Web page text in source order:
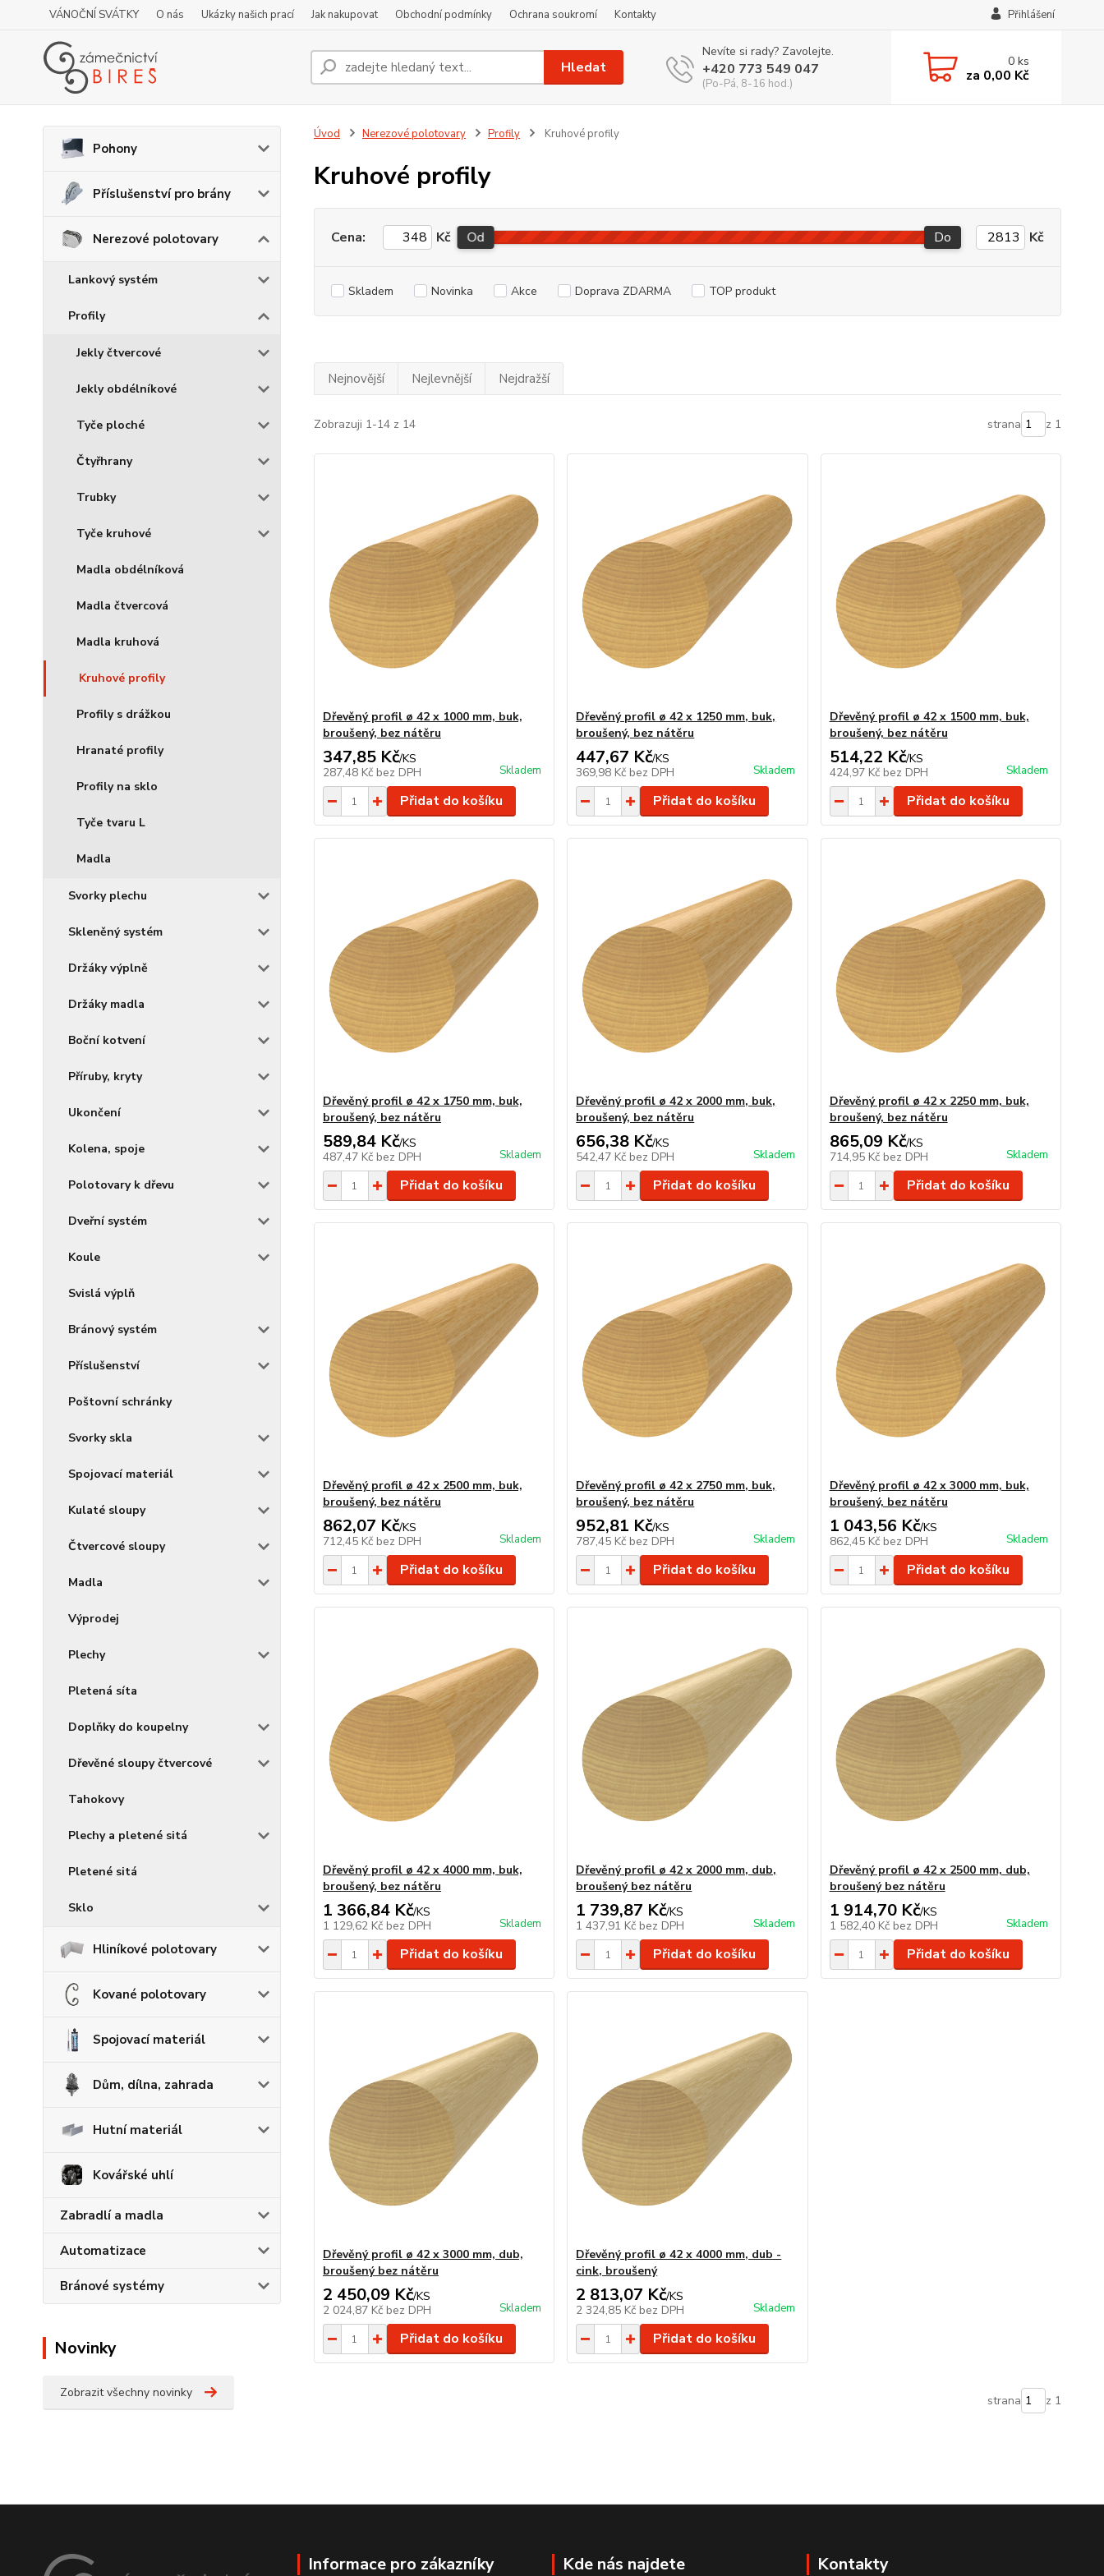
VÁNOČNÍ SVÁTKY O nás Ukázky našich prací Jak nakupovat Obchodní podmínky Ochrana soukromí Kontakty Přihlášení
Hledat
Nevíte si rady? Zavolejte.
+420 773 549 047
(Po-Pá, 8-16 hod.)
0ks
za 0,00 Kč
Pohony
Příslušenství pro brány
Nerezové polotovary
Lankový systém
Profily
Jekly čtvercové
Jekly obdélníkové
Tyče ploché
Čtyřhrany
Trubky
Tyče kruhové
Madla obdélníková
Madla čtvercová
Madla kruhová
Kruhové profily
Profily s drážkou
Hranaté profily
Profily na sklo
Tyče tvaru L
Madla
Svorky plechu
Skleněný systém
Držáky výplně
Držáky madla
Boční kotvení
Příruby, kryty
Ukončení
Kolena, spoje
Polotovary k dřevu
Dveřní systém
Koule
Svislá výplň
Bránový systém
Příslušenství
Poštovní schránky
Svorky skla
Spojovací materiál
Kulaté sloupy
Čtvercové sloupy
Madla
Výprodej
Plechy
Pletená síta
Doplňky do koupelny
Dřevěné sloupy čtvercové
Tahokovy
Plechy a pletené sitá
Pletené sitá
Sklo
Hliníkové polotovary
Kované polotovary
Spojovací materiál
Dům, dílna, zahrada
Hutní materiál
Kovářské uhlí
Zabradlí a madla
Automatizace
Bránové systémy
Novinky
Zobrazit všechny novinky
Úvod Nerezové polotovary Profily Kruhové profily
Kruhové profily
Cena: Kč Od Do Kč
Skladem Novinka Akce Doprava ZDARMA TOP produkt
Nejnovější Nejlevnější Nejdražší
Zobrazuji 1-14 z 14 strana z 1
Dřevěný profil ø 42 x 1000 mm, buk,
broušený, bez nátěru
347,85 Kč/KS
287,48 Kč bez DPH Skladem
Přidat do košíku
Dřevěný profil ø 42 x 1250 mm, buk,
broušený, bez nátěru
447,67 Kč/KS
369,98 Kč bez DPH Skladem
Přidat do košíku
Dřevěný profil ø 42 x 1500 mm, buk,
broušený, bez nátěru
514,22 Kč/KS
424,97 Kč bez DPH Skladem
Přidat do košíku
Dřevěný profil ø 42 x 1750 mm, buk,
broušený, bez nátěru
589,84 Kč/KS
487,47 Kč bez DPH Skladem
Přidat do košíku
Dřevěný profil ø 42 x 2000 mm, buk,
broušený, bez nátěru
656,38 Kč/KS
542,47 Kč bez DPH Skladem
Přidat do košíku
Dřevěný profil ø 42 x 2250 mm, buk,
broušený, bez nátěru
865,09 Kč/KS
714,95 Kč bez DPH Skladem
Přidat do košíku
Dřevěný profil ø 42 x 2500 mm, buk,
broušený, bez nátěru
862,07 Kč/KS
712,45 Kč bez DPH Skladem
Přidat do košíku
Dřevěný profil ø 42 x 2750 mm, buk,
broušený, bez nátěru
952,81 Kč/KS
787,45 Kč bez DPH Skladem
Přidat do košíku
Dřevěný profil ø 42 x 3000 mm, buk,
broušený, bez nátěru
1 043,56 Kč/KS
862,45 Kč bez DPH Skladem
Přidat do košíku
Dřevěný profil ø 42 x 4000 mm, buk,
broušený, bez nátěru
1 366,84 Kč/KS
1 129,62 Kč bez DPH Skladem
Přidat do košíku
Dřevěný profil ø 42 x 2000 mm, dub,
broušený bez nátěru
1 739,87 Kč/KS
1 437,91 Kč bez DPH Skladem
Přidat do košíku
Dřevěný profil ø 42 x 2500 mm, dub,
broušený bez nátěru
1 914,70 Kč/KS
1 582,40 Kč bez DPH Skladem
Přidat do košíku
Dřevěný profil ø 42 x 3000 mm, dub,
broušený bez nátěru
2 450,09 Kč/KS
2 024,87 Kč bez DPH Skladem
Přidat do košíku
Dřevěný profil ø 42 x 4000 mm, dub -
cink, broušený
2 813,07 Kč/KS
2 324,85 Kč bez DPH Skladem
Přidat do košíku
strana z 1
Informace pro zákazníky Kde nás najdete Kontakty